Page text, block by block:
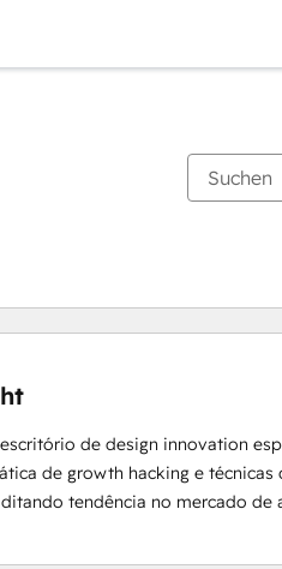
de design innovation
de growth hacking e
tendência no mercado de